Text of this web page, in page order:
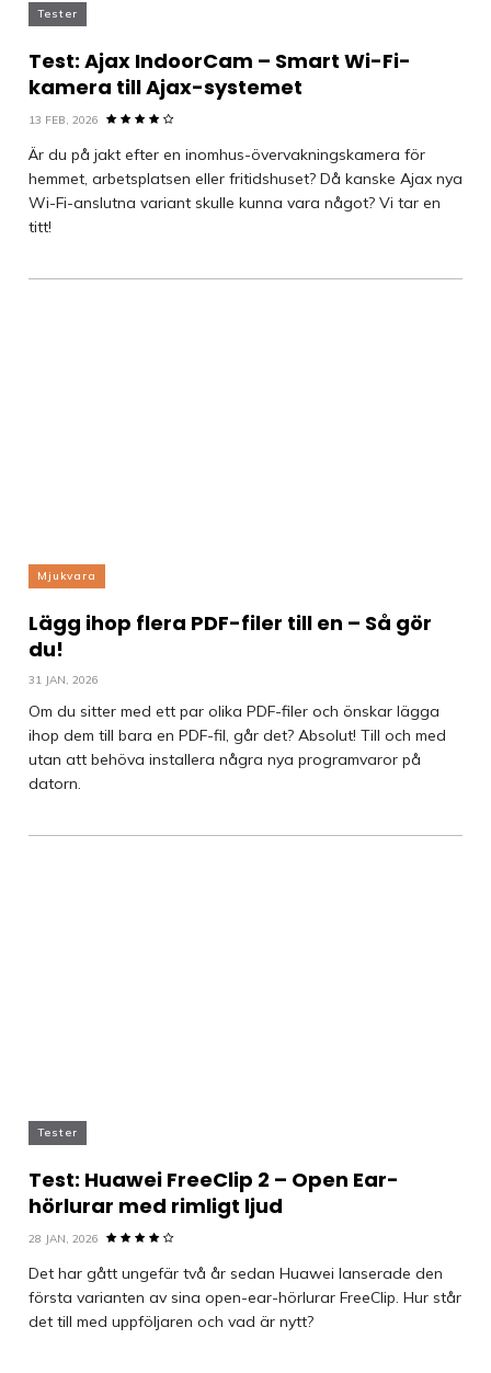
Tester
Test: Ajax IndoorCam – Smart Wi-Fi-
kamera till Ajax-systemet
13 FEB, 2026
Är du på jakt efter en inomhus-övervakningskamera för
hemmet, arbetsplatsen eller fritidshuset? Då kanske Ajax nya
Wi-Fi-anslutna variant skulle kunna vara något? Vi tar en
titt!
Mjukvara
Lägg ihop flera PDF-filer till en – Så gör
du!
31 JAN, 2026
Om du sitter med ett par olika PDF-filer och önskar lägga
ihop dem till bara en PDF-fil, går det? Absolut! Till och med
utan att behöva installera några nya programvaror på
datorn.
Tester
Test: Huawei FreeClip 2 – Open Ear-
hörlurar med rimligt ljud
28 JAN, 2026
Det har gått ungefär två år sedan Huawei lanserade den
första varianten av sina open-ear-hörlurar FreeClip. Hur står
det till med uppföljaren och vad är nytt?